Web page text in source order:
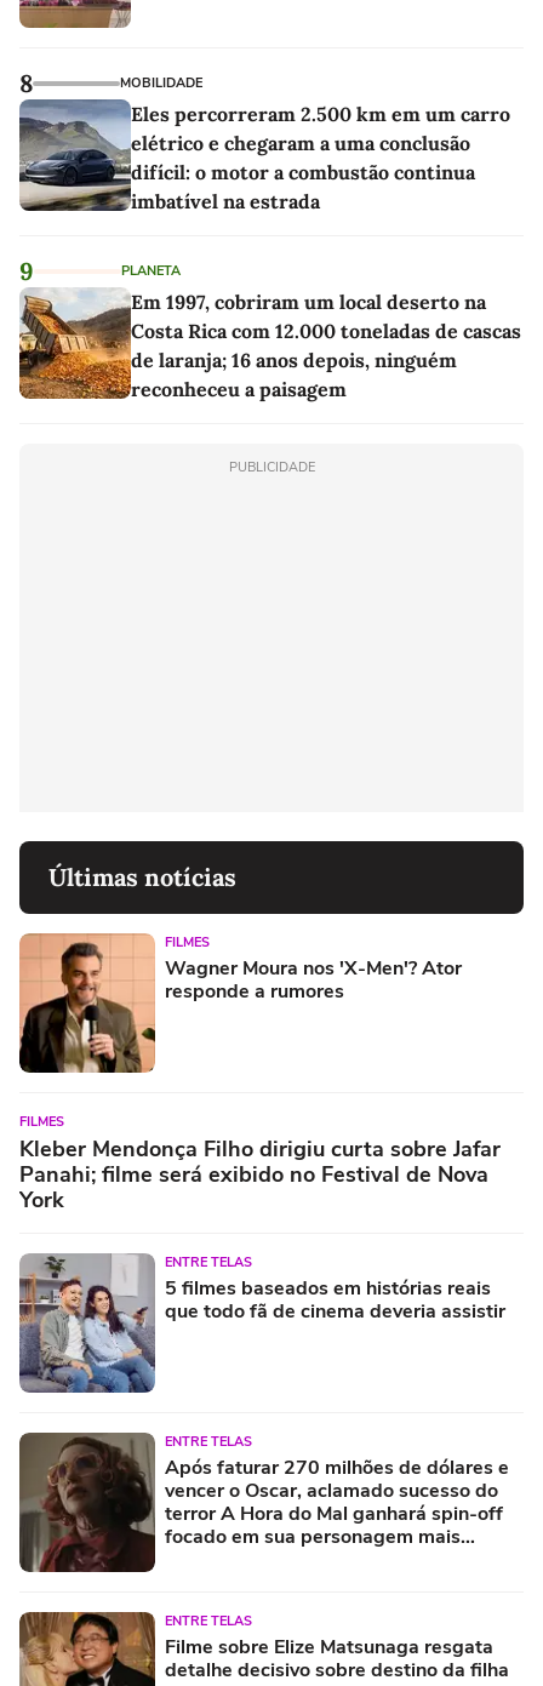
8 MOBILIDADE
Eles percorreram 2.500 km em um carro
elétrico e chegaram a uma conclusão
difícil: o motor a combustão continua
imbatível na estrada
9 PLANETA
Em 1997, cobriram um local deserto na
Costa Rica com 12.000 toneladas de cascas
de laranja; 16 anos depois, ninguém
reconheceu a paisagem
PUBLICIDADE
Últimas notícias
FILMES
Wagner Moura nos 'X-Men'? Ator
responde a rumores
FILMES
Kleber Mendonça Filho dirigiu curta sobre Jafar
Panahi; filme será exibido no Festival de Nova
York
ENTRE TELAS
5 filmes baseados em histórias reais
que todo fã de cinema deveria assistir
ENTRE TELAS
Após faturar 270 milhões de dólares e
vencer o Oscar, aclamado sucesso do
terror A Hora do Mal ganhará spin-off
focado em sua personagem mais
ENTRE TELAS
Filme sobre Elize Matsunaga resgata
detalhe decisivo sobre destino da filha